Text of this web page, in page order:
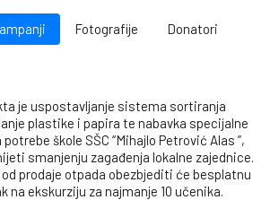
Fotografije Donatori
je uspostavljanje sistema sortiranja
plastike i papira te nabavka specijalne
škole SŠC “Mihajlo Petrović Alas ”,
smanjenju zagađenja lokalne zajednice.
prodaje otpada obezbjediti će besplatnu
na ekskurziju za najmanje 10 učenika.